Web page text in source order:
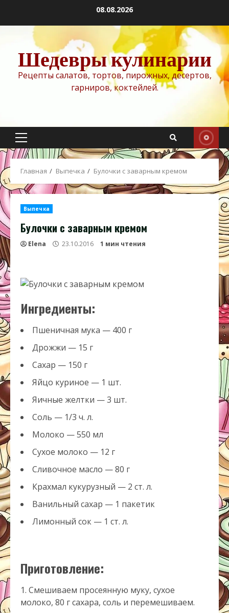
содержимому
08.08.2026
Шедевры кулинарии
Рецепты салатов, тортов, пирожных, десертов,
гарниров, коктейлей.
Основное
меню
Главная Выпечка Булочки с заварным кремом
Выпечка
Булочки с заварным кремом
Elena 23.10.2016 1 мин чтения
Ингредиенты:
Пшеничная мука — 400 г
Дрожжи — 15 г
Сахар — 150 г
Яйцо куриное — 1 шт.
Яичные желтки — 3 шт.
Соль — 1/3 ч. л.
Молоко — 550 мл
Сухое молоко — 12 г
Сливочное масло — 80 г
Крахмал кукурузный — 2 ст. л.
Ванильный сахар — 1 пакетик
Лимонный сок — 1 ст. л.
Приготовление:
Смешиваем просеянную муку, сухое
молоко, 80 г сахара, соль и перемешиваем.